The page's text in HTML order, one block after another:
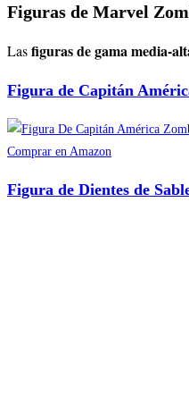
Figuras de Marvel
Lasfiguras de gama media-
Figura de Capitán
Comprar en Amazon
Figura de Dientes de